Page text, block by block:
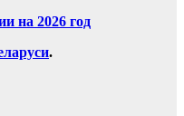
на 2026 год
.